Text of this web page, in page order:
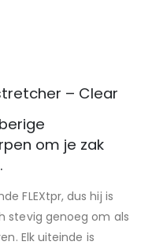
– Clear
om je zak
FLEXtpr, dus hij is
stevig genoeg om als
Elk uiteinde is